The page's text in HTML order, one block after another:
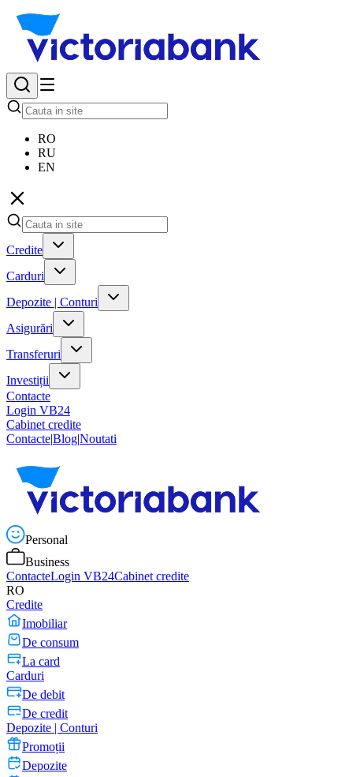
RO
RU
EN
Credite
Carduri
Depozite | Conturi
Asigurări
Transferuri
Investiții
Contacte
Login VB24
Cabinet credite
Contacte|Blog|Noutati
Personal
Business
ContacteLogin VB24Cabinet credite
RO
Credite
Imobiliar
De consum
La card
Carduri
De debit
De credit
Depozite | Conturi
Promoții
Depozite